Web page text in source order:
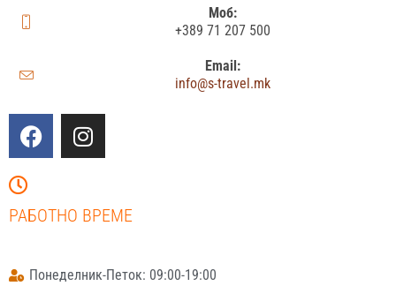
Моб:
+389 71 207 500
Email:
info@s-travel.mk
РАБОТНО ВРЕМЕ
Понеделник-Петок: 09:00-19:00